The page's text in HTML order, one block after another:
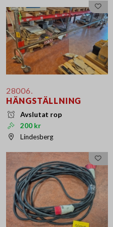
28006.
HÄNGSTÄLLNING
Avslutat rop
200 kr
Lindesberg